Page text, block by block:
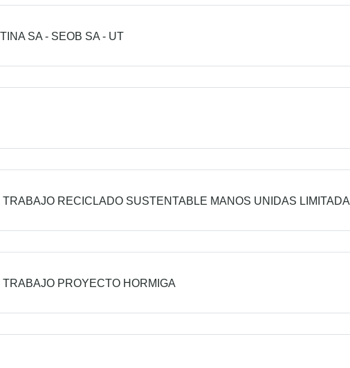
SA - SEOB SA - UT
RECICLADO SUSTENTABLE MANOS UNIDAS LIMITADA
PROYECTO HORMIGA